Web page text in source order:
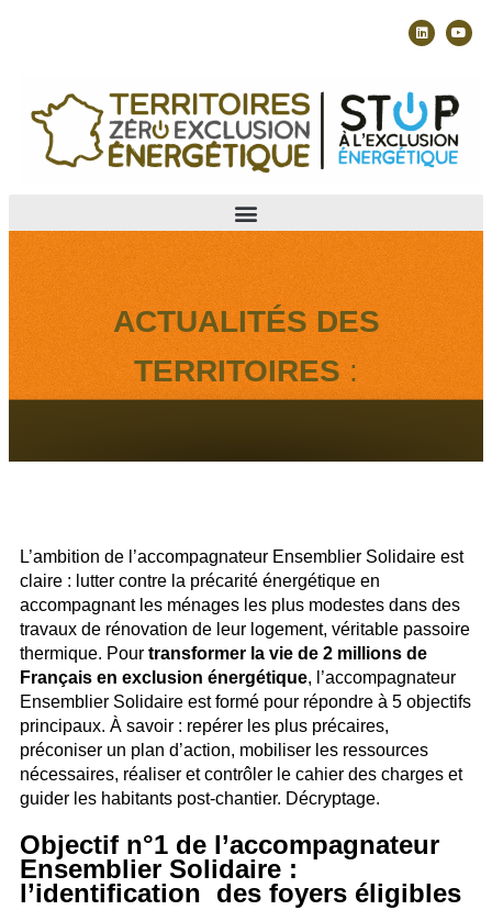
ACTUALITÉS DES
TERRITOIRES:
L’ambition de l’accompagnateur Ensemblier Solidaire est
claire : lutter contre la précarité énergétique en
accompagnant les ménages les plus modestes dans des
travaux de rénovation de leur logement, véritable passoire
thermique. Pour transformer la vie de 2 millions de
Français en exclusion énergétique, l’accompagnateur
Ensemblier Solidaire est formé pour répondre à 5 objectifs
principaux. À savoir : repérer les plus précaires,
préconiser un plan d’action, mobiliser les ressources
nécessaires, réaliser et contrôler le cahier des charges et
guider les habitants post-chantier. Décryptage.
Objectif n°1 de l’accompagnateur
Ensemblier Solidaire :
l’identification des foyers éligibles